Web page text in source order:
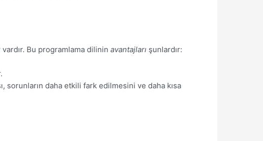
Bu programlama dilinin avantajları şunlardır:
sorunların daha etkili fark edilmesini ve daha kısa